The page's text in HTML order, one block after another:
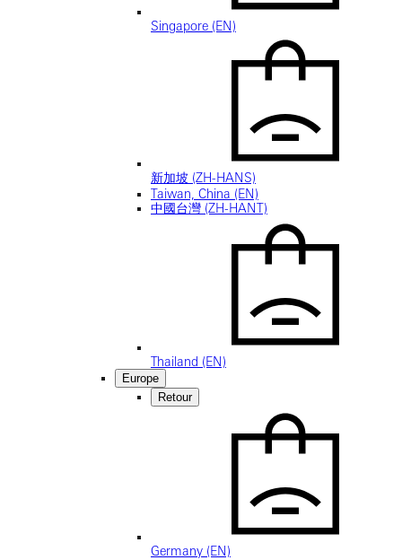
Singapore (EN)
新加坡 (ZH-HANS)
Taiwan, China (EN)
中國台灣 (ZH-HANT)
Thailand (EN)
Europe
Retour
Germany (EN)